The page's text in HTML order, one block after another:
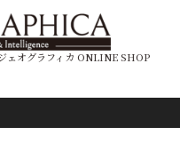
ェオグラフィカ ONLINE SHOP